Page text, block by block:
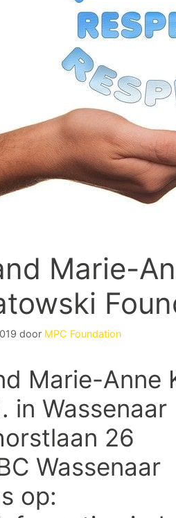
Marie-
door MPC Foundation
Marie-Anne
in Wassenaar
26
Wassenaar
op: